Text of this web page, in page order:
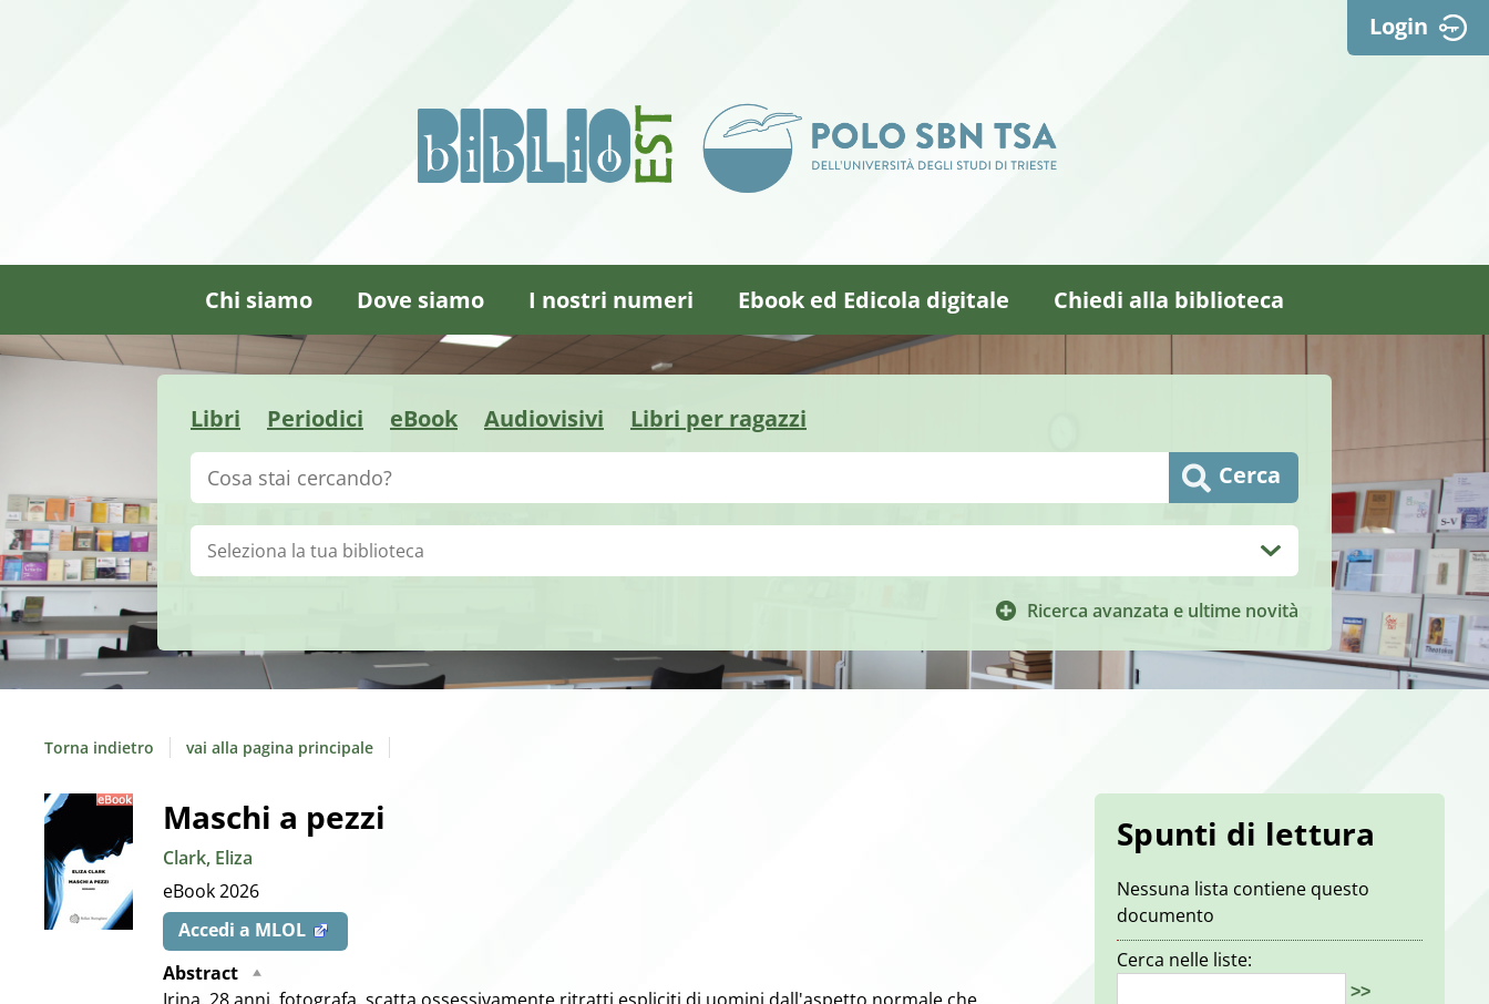
Login
Chi siamo Dove siamo I nostri numeri Ebook ed Edicola digitale Chiedi alla biblioteca
Libri Periodici eBook Audiovisivi Libri per ragazzi
Cerca su "Catalogo" Cerca
Ricerca avanzata e ultime novità
Biblioteca:
Torna indietro vai alla pagina principale
Dettaglio
del
documento
Maschi a pezzi
Clark, Eliza
eBook2026
Accedi a MLOL
Abstract
Spunti di lettura
Nessuna lista contiene questo
documento
Cerca nelle liste:
>>